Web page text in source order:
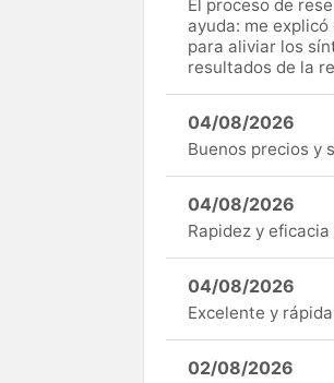
El proceso de
ayuda: me
para aliviar los
resultados de la
04/08/2026
Buenos precios y
04/08/2026
Rapidez y
04/08/2026
Excelente y
02/08/2026